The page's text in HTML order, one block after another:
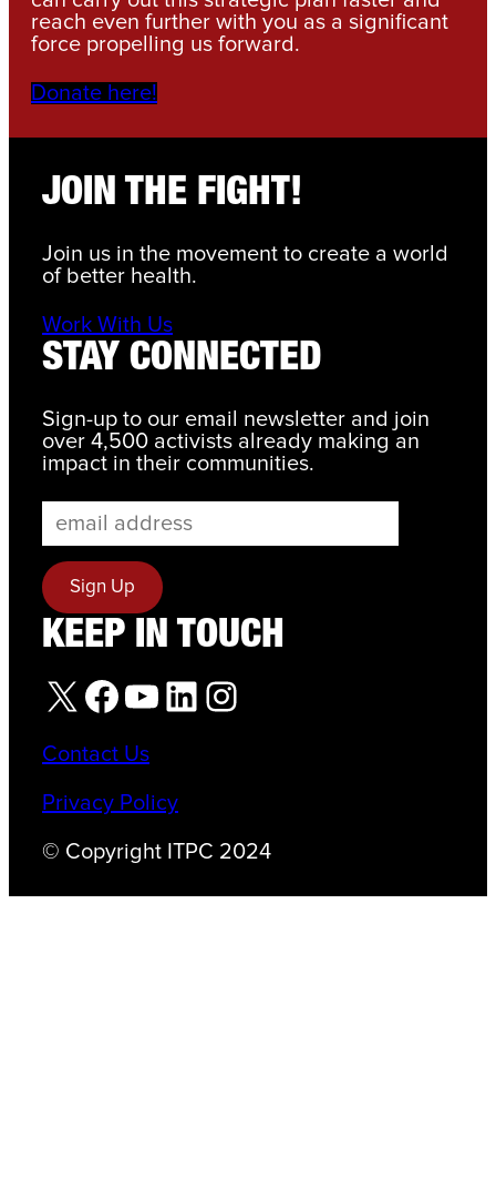
reach even further with you as a significant
force propelling us forward.
Donate here!
JOIN THE FIGHT!
Join us in the movement to create a world
of better health.
Work With Us
STAY CONNECTED
Sign-up to our email newsletter and join
over 4,500 activists already making an
impact in their communities.
KEEP IN TOUCH
X Facebook YouTube LinkedIn Instagram
Contact Us
Privacy Policy
© Copyright ITPC 2024